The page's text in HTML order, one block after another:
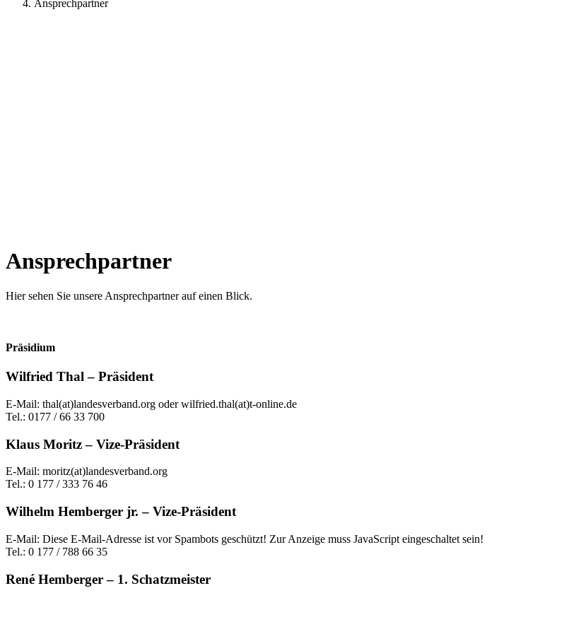
Ansprechpartner
Ansprechpartner
Hier sehen Sie unsere Ansprechpartner auf einen Blick.
Präsidium
Wilfried Thal – Präsident
E-Mail: thal(at)landesverband.org oder wilfried.thal(at)t-online.de
Tel.: 0177 / 66 33 700
Klaus Moritz – Vize-Präsident
E-Mail: moritz(at)landesverband.org
Tel.: 0 177 / 333 76 46
Wilhelm Hemberger jr. – Vize-Präsident
E-Mail: Diese E-Mail-Adresse ist vor Spambots geschützt! Zur Anzeige muss JavaScript eingeschaltet sein!
Tel.: 0 177 / 788 66 35
René Hemberger – 1. Schatzmeister